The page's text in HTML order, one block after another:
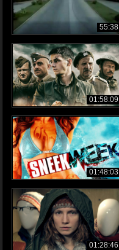
55:38
01:58:09
01:48:03
01:28:46